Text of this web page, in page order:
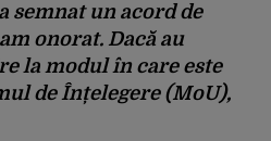
semnat un acord de
onorat. Dacă au
la modul în care este
de Înțelegere (MoU),